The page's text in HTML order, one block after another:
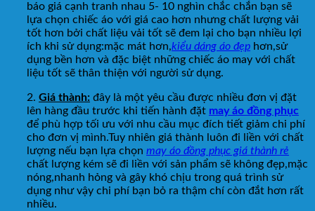
báo giá cạnh tranh nhau 5- 10 nghìn chắc chắn bạn sẽ
lựa chọn chiếc áo với giá cao hơn nhưng chất lượng vải
tốt hơn bởi chất liệu vải tốt sẽ đem lại cho bạn nhiều lợi
ích khi sử dụng:mặc mát hơn,kiểu dáng áo đẹp hơn,sử
dụng bền hơn và đặc biệt những chiếc áo may với chất
liệu tốt sẽ thân thiện với người sử dụng.
2. Giá thành: đây là một yêu cầu được nhiều đơn vị đặt
lên hàng đầu trước khi tiến hành đặt may áo đồng phục
để phù hợp tối ưu với nhu cầu mục đích tiết giảm chi phí
cho đơn vị mình.Tuy nhiên giá thành luôn đi liền với chất
lượng nếu bạn lựa chọn may áo đồng phục giá thành rẻ
chất lượng kém sẽ đi liền với sản phẩm sẽ không đẹp,mặc
nóng,nhanh hỏng và gây khó chịu trong quá trình sử
dụng như vậy chi phí bạn bỏ ra thậm chí còn đắt hơn rất
nhiều.